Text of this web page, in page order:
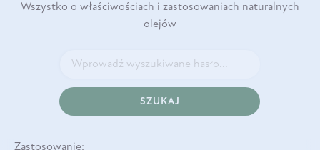
Wszystko o właściwościach i zastosowaniach naturalnych
olejów
SZUKAJ
Zastosowanie: